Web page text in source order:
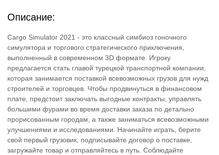
Описание:
Cargo Simulator 2021 - это классный симбиоз гоночного
симулятора и торгового стратегического приключения,
выполненный в современном 3D формате. Игроку
предлагается стать главой турецкой транспортной компании,
которая занимается поставкой всевозможных грузов для нужд
строителей и торговцев. Чтобы продвинуться в финансовом
плате, предстоит заключать выгодные контракты, управлять
большими фурами во время доставки заказа по детально
прорисованным городам, а также заниматься всевозможными
улучшениями и исследованиями. Начинайте играть, берите
свой первый грузовик, подписывайте договор о поставке,
загружайте товар и отправляйтесь в путь. Соблюдайте